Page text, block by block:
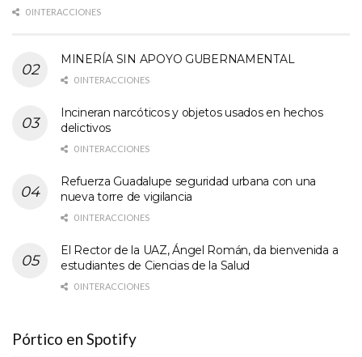
0 INTERACCIONES
MINERÍA SIN APOYO GUBERNAMENTAL
0 INTERACCIONES
Incineran narcóticos y objetos usados en hechos
delictivos
0 INTERACCIONES
Refuerza Guadalupe seguridad urbana con una
nueva torre de vigilancia
0 INTERACCIONES
El Rector de la UAZ, Ángel Román, da bienvenida a
estudiantes de Ciencias de la Salud
0 INTERACCIONES
Pórtico en Spotify